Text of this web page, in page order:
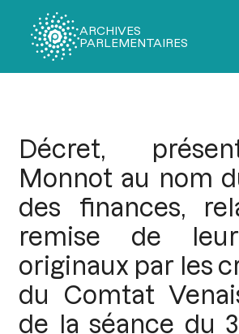
ARCHIVES
PARLEMENTAIRES
Décret,
Monnot au nom
des finances,
remise de
originaux par les
du Comtat
de la séance du